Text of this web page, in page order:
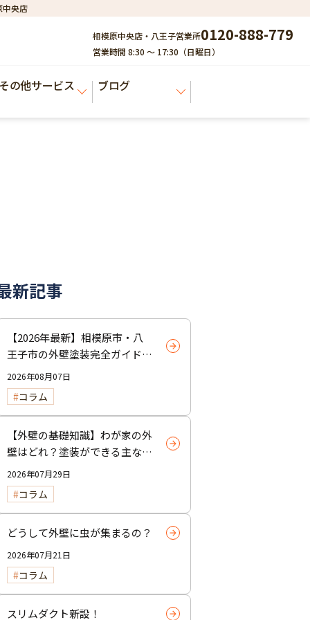
中央店
相模原中央店・八王子営業所0120-888-779
営業時間 8:30 ～ 17:30（日曜日）
その他サービス ブログ
新記事
【2026年最新】相模原市・八
王子市の外壁塗装完全ガイド｜
費用・劣化サイン・業者選びを
徹底解説
2026年08月07日
コラム
【外壁の基礎知識】わが家の外
壁はどれ？塗装ができる主な外
壁材と「塗れない外壁」の見分
け方
2026年07月29日
コラム
どうして外壁に虫が集まるの？
2026年07月21日
コラム
スリムダクト新設！